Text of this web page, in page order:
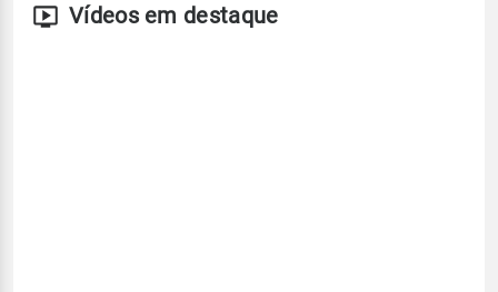
Vídeos em destaque